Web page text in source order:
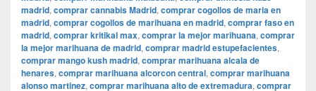
madrid, comprar cannabis Madrid, comprar cogollos de maria en
madrid, comprar cogollos de marihuana en madrid, comprar faso en
madrid, comprar kritikal max, comprar la mejor marihuana, comprar
la mejor marihuana de madrid, comprar madrid estupefacientes,
comprar mango kush madrid, comprar marihuana alcala de
henares, comprar marihuana alcorcon central, comprar marihuana
alonso martinez, comprar marihuana alto de extremadura, comprar